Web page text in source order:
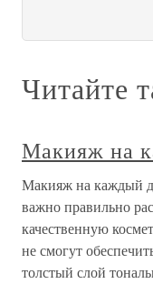
Читайте
Макияж на
Макияж на каждый
важно правильно
качественную
не смогут
толстый слой